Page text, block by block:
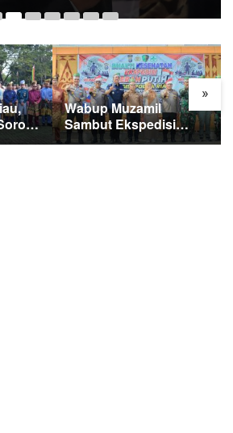
»
Wabup Muzamil
Sambut Ekspedisi
Merah Putih Presisi,